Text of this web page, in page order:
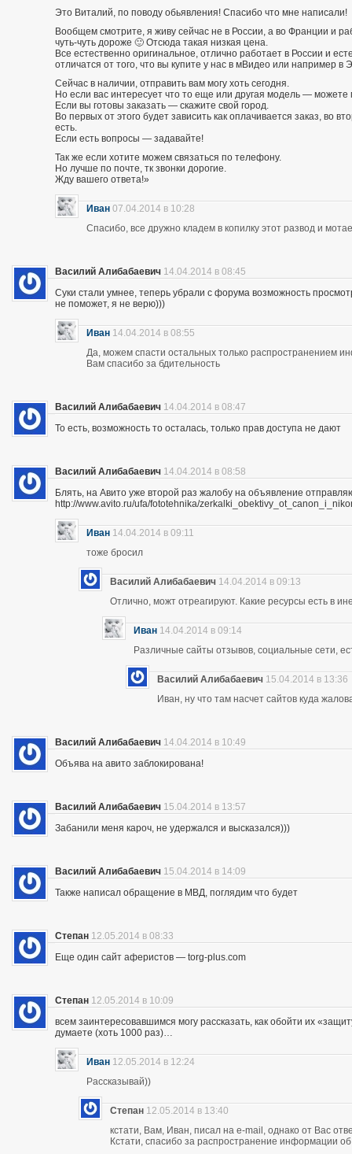
Это Виталий, по поводу обьявления! Спасибо что мне написали!
Вообщем смотрите, я живу сейчас не в России, а во Франции и
чуть-чуть дороже 🙂 Отсюда такая низкая цена.
Все естественно оригинальное, отлично работает в России и
отличатся от того, что вы купите у нас в мВидео или например в
Сейчас в наличии, отправить вам могу хоть сегодня.
Но если вас интересует что то еще или другая модель —
Если вы готовы заказать — скажите свой город.
Во первых от этого будет зависить как оплачивается заказ, во
есть.
Если есть вопросы — задавайте!
Так же если хотите можем связаться по телефону.
Но лучше по почте, тк звонки дорогие.
Жду вашего ответа!»
Иван 07.04.2014 в 10:28
Спасибо, все дружно кладем в копилку этот развод и
Василий Алибабаевич 14.04.2014 в 08:45
Суки стали умнее, теперь убрали с форума возможность
не поможет, я не верю)))
Иван 14.04.2014 в 08:55
Да, можем спасти остальных только распространением
Вам спасибо за бдительность
Василий Алибабаевич 14.04.2014 в 08:47
То есть, возможность то осталась, только прав доступа не дают
Василий Алибабаевич 14.04.2014 в 08:58
Блять, на Авито уже второй раз жалобу на объявление
http://www.avito.ru/ufa/fototehnika/
Иван 14.04.2014 в 09:11
тоже бросил
Василий Алибабаевич 14.04.2014 в 09:13
Отлично, можт отреагируют. Какие ресурсы есть в
Иван 14.04.2014 в 09:14
Различные сайты отзывов, социальные сети,
Василий Алибабаевич 15.04.2014 в 13:36
Иван, ну что там насчет сайтов куда
Василий Алибабаевич 14.04.2014 в 10:49
Объява на авито заблокирована!
Василий Алибабаевич 15.04.2014 в 13:57
Забанили меня кароч, не удержался и высказался)))
Василий Алибабаевич 15.04.2014 в 14:09
Также написал обращение в МВД, поглядим что будет
Степан 12.05.2014 в 08:33
Еще один сайт аферистов — torg-plus.com
Степан 12.05.2014 в 10:09
всем заинтересовавшимся могу рассказать, как обойти их
думаете (хоть 1000 раз)…
Иван 12.05.2014 в 12:24
Рассказывай))
Степан 12.05.2014 в 13:40
кстати, Вам, Иван, писал на e-mail, однако от Вас
Кстати, спасибо за распространение информации